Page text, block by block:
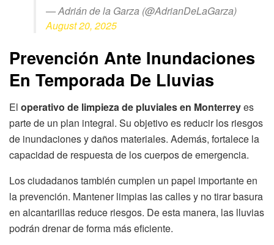
— Adrián de la Garza (@AdrianDeLaGarza)
August 20, 2025
Prevención Ante Inundaciones
En Temporada De Lluvias
El operativo de limpieza de pluviales en Monterreyes
parte de un plan integral. Su objetivo es reducir los riesgos
de inundaciones y daños materiales. Además, fortalece la
capacidad de respuesta de los cuerpos de emergencia.
Los ciudadanos también cumplen un papel importante en
la prevención. Mantener limpias las calles y no tirar basura
en alcantarillas reduce riesgos. De esta manera, las lluvias
podrán drenar de forma más eficiente.